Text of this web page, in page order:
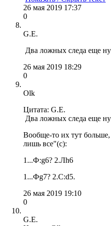
26 мая 2019 17:37
0
G.E.
Два ложных следа еще
26 мая 2019 18:29
0
Olk
Цитата: G.E.
Два ложных следа еще
Вообще-то их тут
лишь все"(с):
1...Ф:g6? 2.Лh6
1...Фg7? 2.C:d5.
26 мая 2019 19:10
0
G.E.